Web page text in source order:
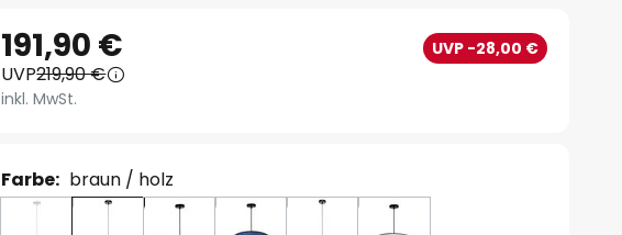
191,90 € UVP -28,00 €
UVP219,90 €
inkl. MwSt.
Farbe: braun / holz